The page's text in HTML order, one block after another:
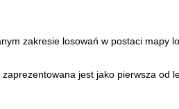
zakresie losowań w postaci mapy
jest jako pierwsza od